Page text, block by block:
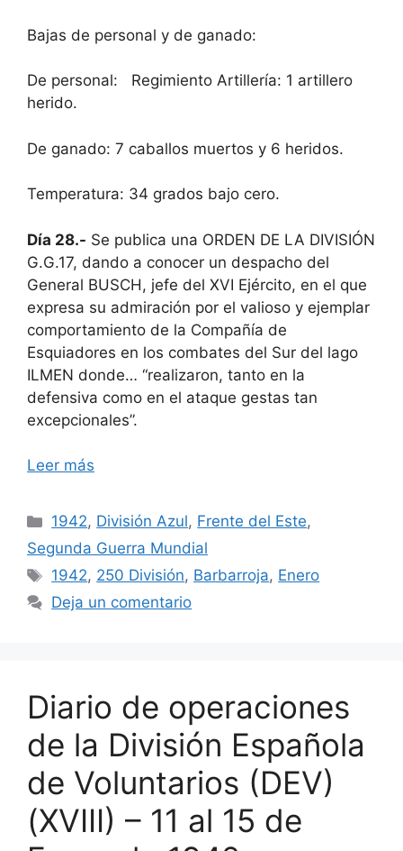
Bajas de personal y de ganado:
De personal: Regimiento Artillería: 1 artillero
herido.
De ganado: 7 caballos muertos y 6 heridos.
Temperatura: 34 grados bajo cero.
Día 28.- Se publica una ORDEN DE LA DIVISIÓN
G.G.17, dando a conocer un despacho del
General BUSCH, jefe del XVI Ejército, en el que
expresa su admiración por el valioso y ejemplar
comportamiento de la Compañía de
Esquiadores en los combates del Sur del lago
ILMEN donde… “realizaron, tanto en la
defensiva como en el ataque gestas tan
excepcionales”.
Leer más
Categorías
1942, División Azul, Frente del Este,
Segunda Guerra Mundial
Etiquetas
1942, 250 División, Barbarroja, Enero
Deja un comentario
Diario de operaciones
de la División Española
de Voluntarios (DEV)
(XVIII) – 11 al 15 de